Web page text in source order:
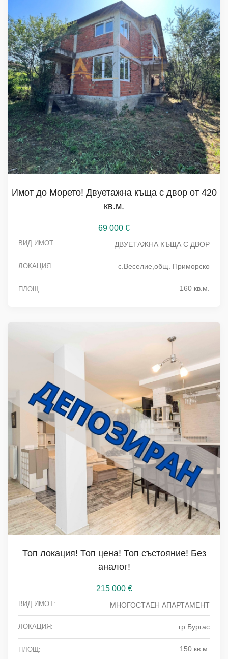
Имот до Морето! Двуетажна къща с двор от 420
кв.м.
69 000 €
ВИД ИМОТ: ДВУЕТАЖНА КЪЩА С ДВОР
ЛОКАЦИЯ: с.Веселие,общ. Приморско
ПЛОЩ: 160 кв.м.
Топ локация! Топ цена! Топ състояние! Без
аналог!
215 000 €
ВИД ИМОТ: МНОГОСТАЕН АПАРТАМЕНТ
ЛОКАЦИЯ: гр.Бургас
ПЛОЩ: 150 кв.м.